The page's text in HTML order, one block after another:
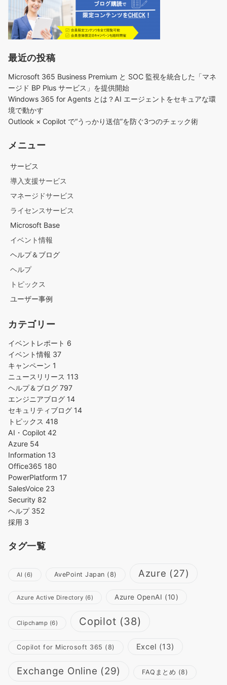
最近の投稿
Microsoft 365 Business Premium と SOC 監視を統合した「マネ
ージド BP Plus サービス」を提供開始
Windows 365 for Agents とは？AI エージェントをセキュアな環
境で動かす
Outlook × Copilot で“うっかり送信”を防ぐ3つのチェック術​
メニュー
サービス
導入支援サービス
マネージドサービス
ライセンスサービス
Microsoft Base
イベント情報
ヘルプ＆ブログ
ヘルプ
トピックス
ユーザー事例
カテゴリー
イベントレポート 6
イベント情報 37
キャンペーン 1
ニュースリリース 113
ヘルプ＆ブログ 797
エンジニアブログ 14
セキュリティブログ 14
トピックス 418
AI・Copilot 42
Azure 54
Information 13
Office365 180
PowerPlatform 17
SalesVoice 23
Security 82
ヘルプ 352
採用 3
タグ一覧
AI (6) AvePoint Japan (8) Azure (27)
Azure Active Directory (6) Azure OpenAI (10)
Clipchamp (6) Copilot (38)
Copilot for Microsoft 365 (8) Excel (13)
Exchange Online (29) FAQまとめ (8)